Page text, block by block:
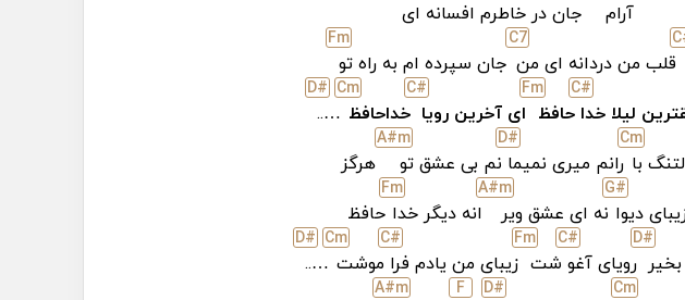
آرام جان در خاطرم افسانه ای
قلب من دردانه ای من
C7
جان سپرده ام به راه تو
Fm
لیلا خدا
C#
حافظ
Fm
ای آخرین رویا
C#
خداحافظ
Cm
…..
D#
با
Cm
رانم میری نمیما
D#
نم بی عشق تو
A#m
هرگز
دیوا
G#
نه ای عشق ویر
A#m
انه دیگر خدا
Fm
حافظ
D#
رویای آغو
C#
شت
Fm
زیبای من یادم فرا
C#
موشت
Cm
…..
D#
Cm
D#
F
A#m